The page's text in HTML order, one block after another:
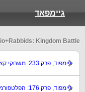
גיימפאד
Kingdom Battle
גיימפוד, פרק 233: משחקי קצח
גיימפוד, פרק 176ֿ: הפלטפורמר של בראדפורד